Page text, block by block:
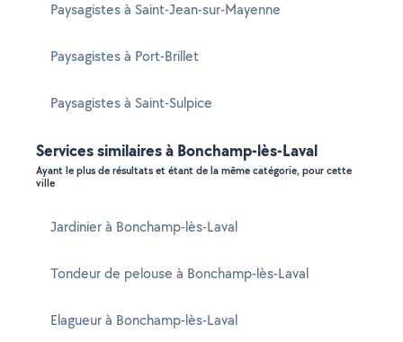
Paysagistes à Saint-Jean-sur-Mayenne
Paysagistes à Port-Brillet
Paysagistes à Saint-Sulpice
Services similaires à Bonchamp-lès-Laval
Ayant le plus de résultats et étant de la même catégorie, pour cette
ville
Jardinier à Bonchamp-lès-Laval
Tondeur de pelouse à Bonchamp-lès-Laval
Elagueur à Bonchamp-lès-Laval